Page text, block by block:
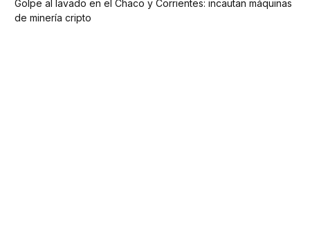
Golpe al lavado en el Chaco y Corrientes: incautan máquinas
de minería cripto